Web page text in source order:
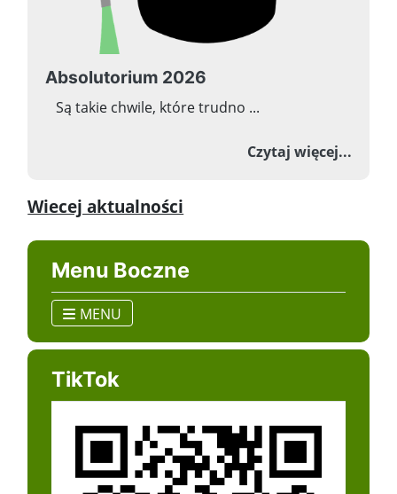
Menu Boczne
MENU
TikTok
Absolutorium 2026
Są takie chwile, które trudno ...
Czytaj więcej...o
Wiecej aktualności